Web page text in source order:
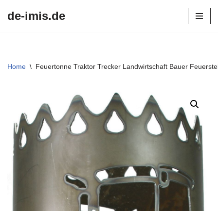
de-imis.de
Home \ Feuertonne Traktor Trecker Landwirtschaft Bauer